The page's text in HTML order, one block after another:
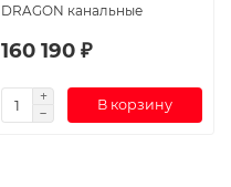
DRAGON канальные
160 190 ₽
В корзину